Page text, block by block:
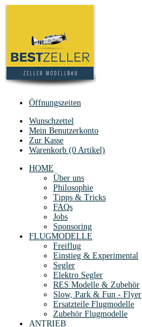
Öffnungszeiten
Wunschzettel
Mein Benutzerkonto
Zur Kasse
Warenkorb (0 Artikel)
HOME
Über uns
Philosophie
Tipps & Tricks
FAQs
Jobs
Sponsoring
FLUGMODELLE
Freiflug
Einstieg & Experimental
Segler
Elektro Segler
RES Modelle & Zubehör
Slow, Park & Fun - Flyer
Ersatzteile Flugmodelle
Zubehör Flugmodelle
ANTRIEB